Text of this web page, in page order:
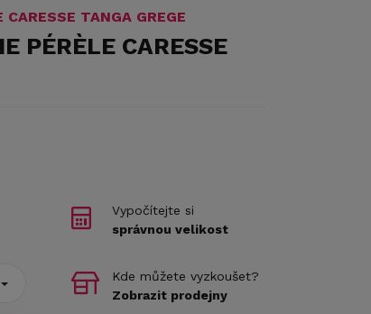
TANGA GREGE
PÉRÈLE CARESSE
Vypočítejte si
správnou velikost
Kde můžete vyzkoušet?
Zobrazit prodejny